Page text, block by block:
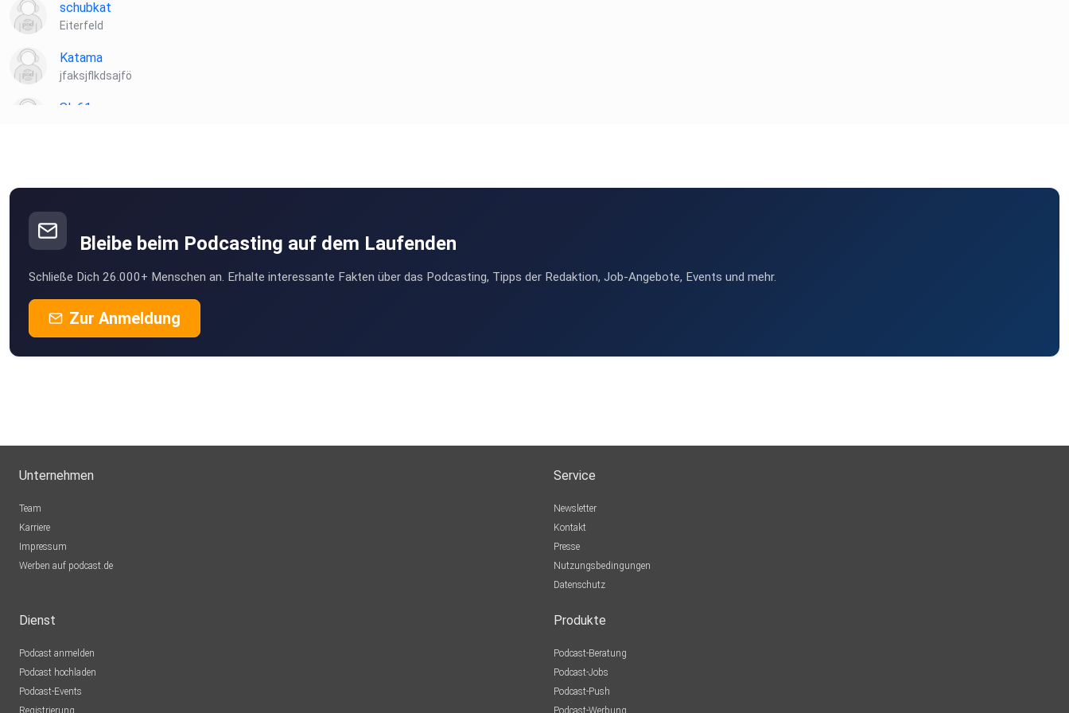
schubkat
Eiterfeld
Katama
jfaksjflkdsajfö
Sly61
DustyPlains
Haselünne
dirkkl
München
Bleibe beim Podcasting auf dem Laufenden
Schließe Dich 26.000+ Menschen an. Erhalte interessante Fakten über das Podcasting, Tipps der Redaktion, Job-Angebote, Events und mehr.
Zur Anmeldung
Unternehmen
Team
Karriere
Impressum
Werben auf podcast.de
Service
Newsletter
Kontakt
Presse
Nutzungsbedingungen
Datenschutz
Dienst
Podcast anmelden
Podcast hochladen
Podcast-Events
Registrierung
Produkte
Podcast-Beratung
Podcast-Jobs
Podcast-Push
Podcast-Werbung